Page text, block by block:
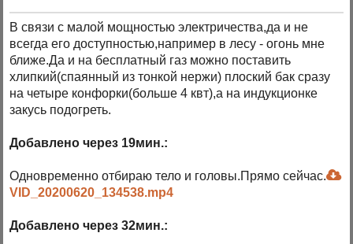
В связи с малой мощностью электричества,да и не
всегда его доступностью,например в лесу - огонь мне
ближе.Да и на бесплатный газ можно поставить
хлипкий(спаянный из тонкой нержи) плоский бак сразу
на четыре конфорки(больше 4 квт),а на индукционке
закусь подогреть.
Добавлено через 19мин.:
Одновременно отбираю тело и головы.Прямо сейчас.
VID_20200620_134538.mp4
Добавлено через 32мин.: